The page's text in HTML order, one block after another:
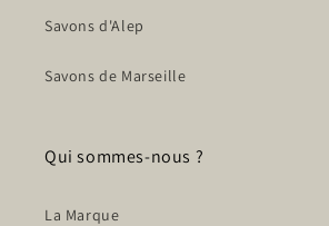
Savons d'Alep
Savons de Marseille
Qui sommes-nous ?
La Marque